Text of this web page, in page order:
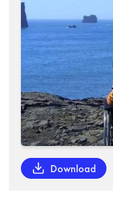
Download